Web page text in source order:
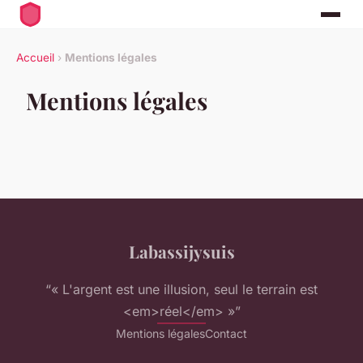
Accueil › Mentions légales
Mentions légales
Labassijysuis
“« L'argent est une illusion, seul le terrain est
<em>réel</em> »”
Mentions légalesContact